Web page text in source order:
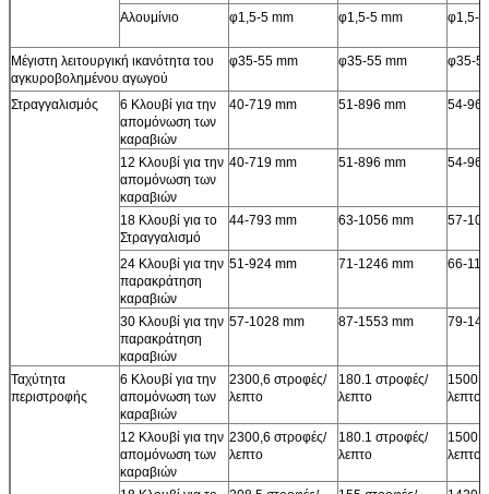
Αλουμίνιο φ1,5-5 mm φ1,5-5 mm φ1,5-5
Μέγιστη λειτουργική ικανότητα του
αγκυροβολημένου αγωγού
φ35-55 mm φ35-55 mm φ35-
Στραγγαλισμός
6 Κλουβί για την
απομόνωση των
καραβιών
40-719 mm 51-896 mm 54-
12 Κλουβί για την
απομόνωση των
καραβιών
40-719 mm 51-896 mm 54-
18 Κλουβί για το
Στραγγαλισμό
44-793 mm 63-1056 mm 57-
24 Κλουβί για την
παρακράτηση
καραβιών
51-924 mm 71-1246 mm 66-
30 Κλουβί για την
παρακράτηση
καραβιών
57-1028 mm 87-1553 mm 79-
Ταχύτητα
περιστροφής
6 Κλουβί για την
απομόνωση των
καραβιών
2300,6 στροφές/
λεπτο
180.1 στροφές/
λεπτο
λεπτο
12 Κλουβί για την
απομόνωση των
καραβιών
2300,6 στροφές/
λεπτο
180.1 στροφές/
λεπτο
λεπτο